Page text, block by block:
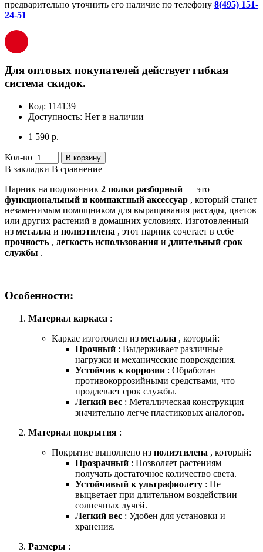
предварительно уточнить его наличие по телефону 8(495) 151-
24-51
Для оптовых покупателей действует гибкая
система скидок.
Код: 114139
Доступность: Нет в наличии
1 590 р.
Кол-во В корзину
В закладки В сравнение
Парник на подоконник 2 полки разборный — это
функциональный и компактный аксессуар , который станет
незаменимым помощником для выращивания рассады, цветов
или других растений в домашних условиях. Изготовленный
из металла и полиэтилена , этот парник сочетает в себе
прочность , легкость использования и длительный срок
службы .
Особенности:
Материал каркаса :
Каркас изготовлен из металла , который:
Прочный : Выдерживает различные
нагрузки и механические повреждения.
Устойчив к коррозии : Обработан
противокоррозийными средствами, что
продлевает срок службы.
Легкий вес : Металлическая конструкция
значительно легче пластиковых аналогов.
Материал покрытия :
Покрытие выполнено из полиэтилена , который:
Прозрачный : Позволяет растениям
получать достаточное количество света.
Устойчивый к ультрафиолету : Не
выцветает при длительном воздействии
солнечных лучей.
Легкий вес : Удобен для установки и
хранения.
Размеры :